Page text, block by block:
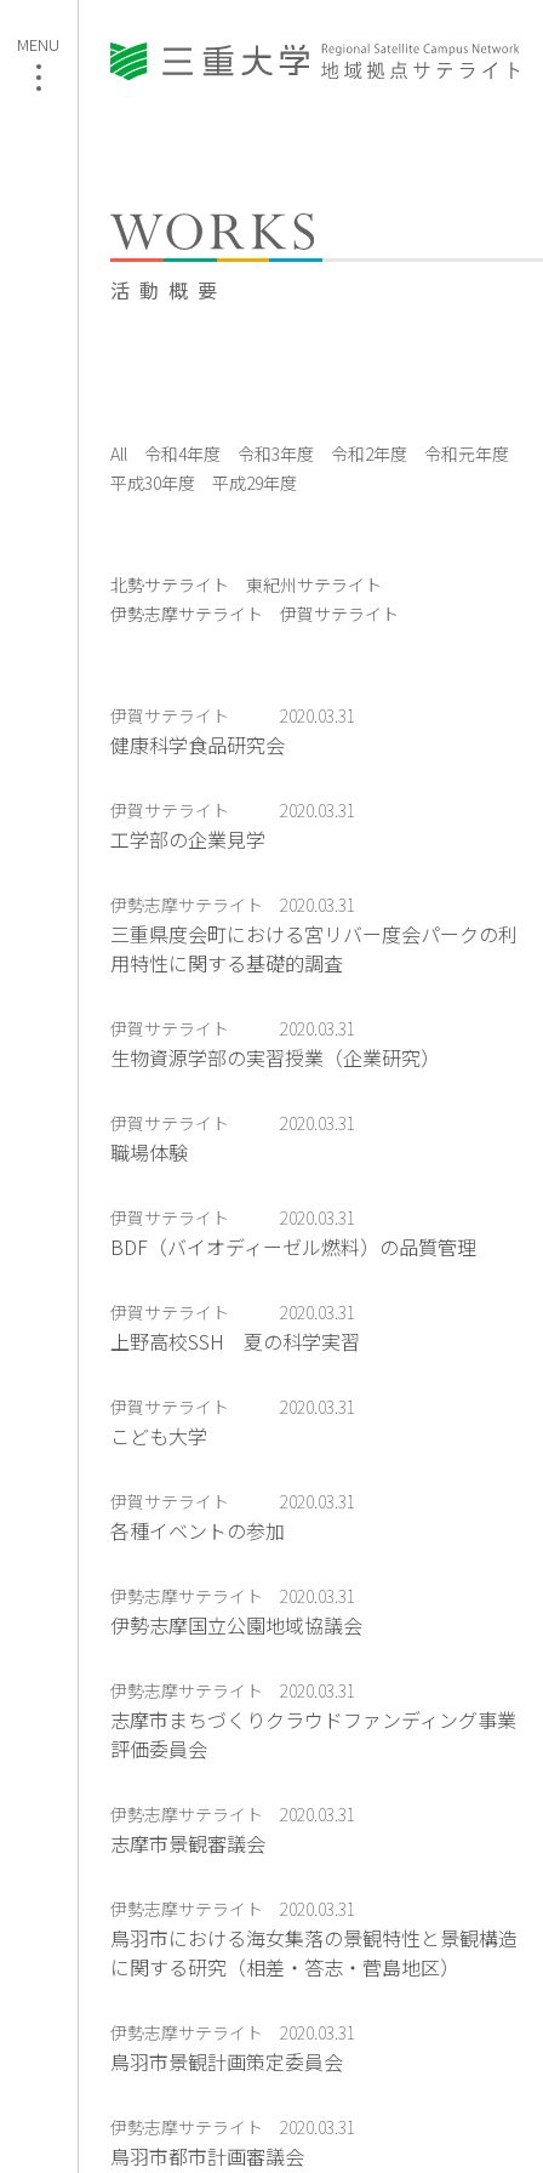
活動概要
All 令和4年度 令和3年度 令和2年度
令和元年度
平成30年度
平成29年度
北勢サテライト
東紀州サテライト
伊勢志摩サテライト
伊賀サテライト
伊賀サテライト 2020.03.31
健康科学食品研究会
伊賀サテライト 2020.03.31
工学部の企業見学
伊勢志摩サテライト 2020.03.31
三重県度会町における宮リバー度会パークの利
用特性に関する基礎的調査
伊賀サテライト 2020.03.31
生物資源学部の実習授業（企業研究）
伊賀サテライト 2020.03.31
職場体験
伊賀サテライト 2020.03.31
BDF（バイオディーゼル燃料）の品質管理
伊賀サテライト 2020.03.31
上野高校SSH 夏の科学実習
伊賀サテライト 2020.03.31
こども大学
伊賀サテライト 2020.03.31
各種イベントの参加
伊勢志摩サテライト 2020.03.31
伊勢志摩国立公園地域協議会
伊勢志摩サテライト 2020.03.31
志摩市まちづくりクラウドファンディング事業
評価委員会
伊勢志摩サテライト 2020.03.31
志摩市景観審議会
伊勢志摩サテライト 2020.03.31
鳥羽市における海女集落の景観特性と景観構造
に関する研究（相差・答志・菅島地区）
伊勢志摩サテライト 2020.03.31
鳥羽市景観計画策定委員会
伊勢志摩サテライト 2020.03.31
鳥羽市都市計画審議会